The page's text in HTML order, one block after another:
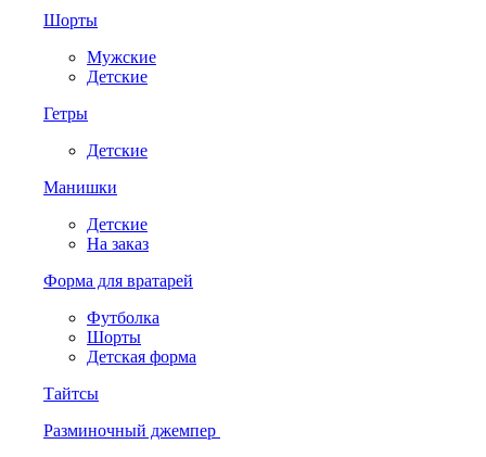
Шорты
Мужские
Детские
Гетры
Детские
Манишки
Детские
На заказ
Форма для вратарей
Футболка
Шорты
Детская форма
Тайтсы
Разминочный джемпер